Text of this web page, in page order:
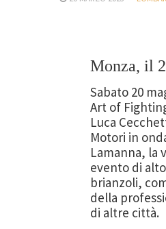
Monza, il
Sabato 20
Art of
Luca
Motori in
Lamanna, la
evento di
brianzoli,
della
di altre città.